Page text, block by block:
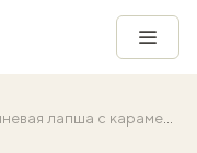
с карамелизированной свининой — ужин в восточном стиле